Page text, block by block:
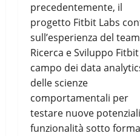
precedentemente, il
progetto Fitbit Labs
sull’esperienza del
Ricerca e Sviluppo
campo dei data
delle scienze
comportamentali per
testare nuove potenziali
funzionalità sotto